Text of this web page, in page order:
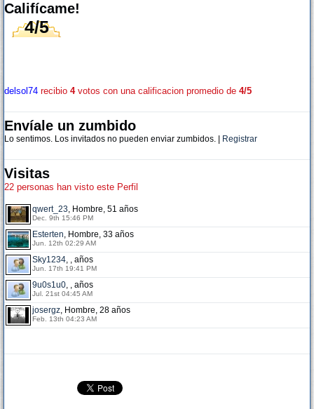
Califícame!
4/5
delsol74 recibio 4votos con una calificacion promedio de 4/5
Envíale un zumbido
Lo sentimos. Los invitados no pueden enviar zumbidos. | Registrar
Visitas
22 personas han visto este Perfil
qwert_23, Hombre, 51 años
Dec. 9th 15:46 PM
Esterten, Hombre, 33 años
Jun. 12th 02:29 AM
Sky1234, , años
Jun. 17th 19:41 PM
9u0s1u0, , años
Jul. 21st 04:45 AM
josergz, Hombre, 28 años
Feb. 13th 04:23 AM